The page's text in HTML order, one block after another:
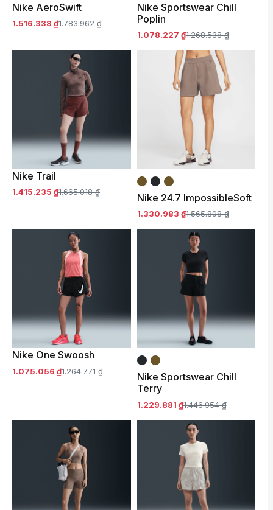
Nike AeroSwift
1.516.338 ₫1.783.962 ₫
Nike Sportswear Chill
Poplin
1.078.227 ₫1.268.538 ₫
Nike Trail
1.415.235 ₫1.665.018 ₫ Nike 24.7 ImpossibleSoft
1.330.983 ₫1.565.898 ₫
Nike One Swoosh
1.075.056 ₫1.264.771 ₫
Nike Sportswear Chill
Terry
1.229.881 ₫1.446.954 ₫